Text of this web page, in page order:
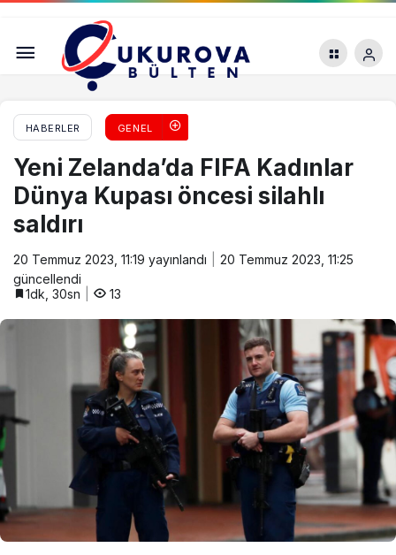
HABERLER GENEL
Yeni Zelanda’da FIFA Kadınlar
Dünya Kupası öncesi silahlı
saldırı
20 Temmuz 2023, 11:19 yayınlandı
20 Temmuz 2023, 11:25
güncellendi
1dk, 30sn
13
TDK bazı sözcüklerin yazımını değiştirdi